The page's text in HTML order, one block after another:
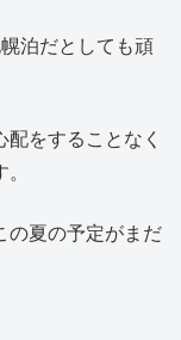
泊だとしても頑
をすることなく
の夏の予定がまだ